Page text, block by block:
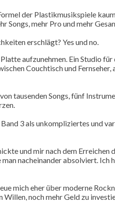
der Plastikmusikspiele
mehr Pro und mehr
erschlägt? Yes und no.
aufzunehmen. Ein Studio
Couchtisch und Fernseher,
tausenden Songs, fünf
3 als unkompliziertes und
und mir nach dem Erreichen
nacheinander absolviert. Ich
mich eher über moderne
noch mehr Geld zu